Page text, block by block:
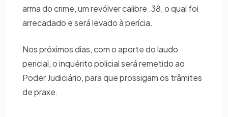
arma do crime, um revólver calibre .38, o qual foi
arrecadado e será levado à perícia.
Nos próximos dias, com o aporte do laudo
pericial, o inquérito policial será remetido ao
Poder Judiciário, para que prossigam os trâmites
de praxe.